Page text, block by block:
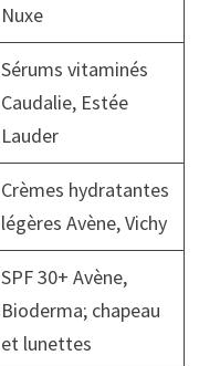
Nuxe
Sérums vitaminés
Caudalie, Estée
Lauder
Crèmes hydratantes
légères Avène, Vichy
SPF 30+ Avène,
Bioderma; chapeau
et lunettes